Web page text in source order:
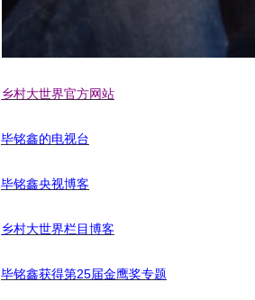
乡村大世界官方网站
毕铭鑫的电视台
毕铭鑫央视博客
乡村大世界栏目博客
毕铭鑫获得第25届金鹰奖专题